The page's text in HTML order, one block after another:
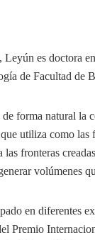
es doctora
de Facultad de
forma natural la
utiliza como las
las fronteras
volúmenes
en diferentes
Premio